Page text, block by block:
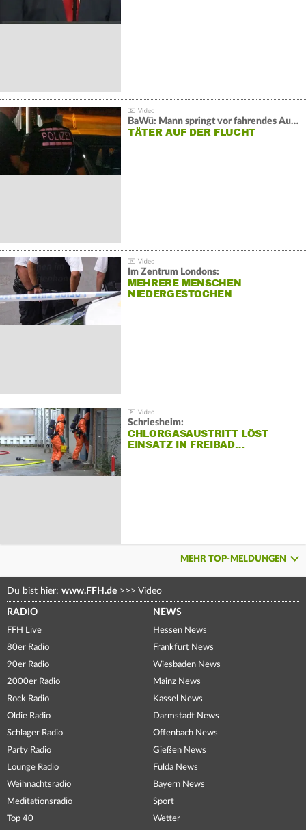
BaWü: Mann springt vor fahrendes Auto und schießt
TÄTER AUF DER FLUCHT
Im Zentrum Londons:
MEHRERE MENSCHEN
NIEDERGESTOCHEN
Schriesheim:
CHLORGASAUSTRITT LÖST
EINSATZ IN FREIBAD…
MEHR TOP-MELDUNGEN
Du bist hier: www.FFH.de >>> Video
RADIO
FFH Live
80er Radio
90er Radio
2000er Radio
Rock Radio
Oldie Radio
Schlager Radio
Party Radio
Lounge Radio
Weihnachtsradio
Meditationsradio
Top 40
NEWS
Hessen News
Frankfurt News
Wiesbaden News
Mainz News
Kassel News
Darmstadt News
Offenbach News
Gießen News
Fulda News
Bayern News
Sport
Wetter